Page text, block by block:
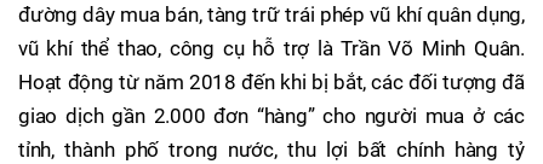
đường dây mua bán, tàng trữ trái phép vũ khí quân dụng,
vũ khí thể thao, công cụ hỗ trợ là Trần Võ Minh Quân.
Hoạt động từ năm 2018 đến khi bị bắt, các đối tượng đã
giao dịch gần 2.000 đơn “hàng” cho người mua ở các
tỉnh, thành phố trong nước, thu lợi bất chính hàng tỷ